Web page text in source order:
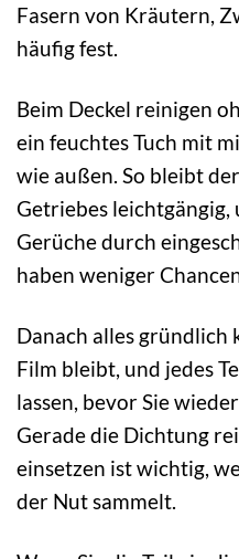
Fasern von Kräutern,
häufig fest.
Beim Deckel reinigen
ein feuchtes Tuch mit
wie außen. So bleibt
Getriebes leichtgängig,
Gerüche durch
haben weniger
Danach alles gründlich
Film bleibt, und jedes
lassen, bevor Sie
Gerade die Dichtung
einsetzen ist wichtig,
der Nut sammelt.